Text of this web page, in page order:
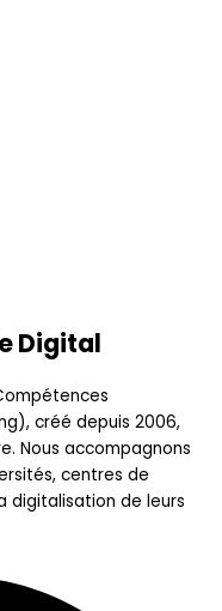
Digital
créé depuis 2006,
Nous accompagnons
centres de
digitalisation de leurs